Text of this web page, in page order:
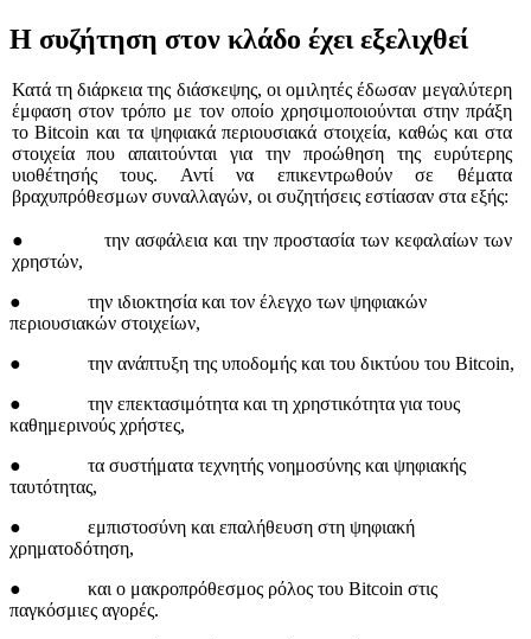
Η συζήτηση στον κλάδο έχει εξελιχθεί
Κατά τη διάρκεια της διάσκεψης, οι ομιλητές έδωσαν μεγαλύτερη
έμφαση στον τρόπο με τον οποίο χρησιμοποιούνται στην πράξη
το Bitcoin και τα ψηφιακά περιουσιακά στοιχεία, καθώς και στα
στοιχεία που απαιτούνται για την προώθηση της ευρύτερης
υιοθέτησής τους. Αντί να επικεντρωθούν σε θέματα
βραχυπρόθεσμων συναλλαγών, οι συζητήσεις εστίασαν στα εξής:
● την ασφάλεια και την προστασία των κεφαλαίων των
χρηστών,
● την ιδιοκτησία και τον έλεγχο των ψηφιακών
περιουσιακών στοιχείων,
● την ανάπτυξη της υποδομής και του δικτύου του Bitcoin,
● την επεκτασιμότητα και τη χρηστικότητα για τους
καθημερινούς χρήστες,
● τα συστήματα τεχνητής νοημοσύνης και ψηφιακής
ταυτότητας,
● εμπιστοσύνη και επαλήθευση στη ψηφιακή
χρηματοδότηση,
● και ο μακροπρόθεσμος ρόλος του Bitcoin στις
παγκόσμιες αγορές.